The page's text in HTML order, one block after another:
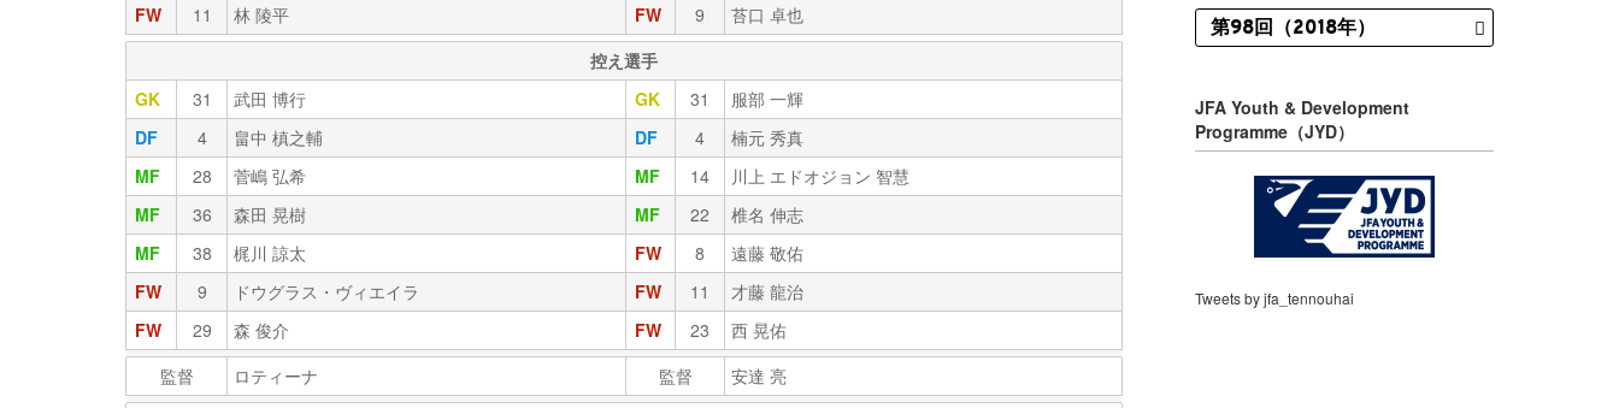
FW
11 林 陵平 FW 9
苔口 卓也
控え選手
GK
31 武田 博行 GK 31
服部 一輝
DF
4 畠中 槙之輔 DF 4
楠元 秀真
MF
28 菅嶋 弘希 MF 14
川上 エドオジョン 智慧
MF
36 森田 晃樹 MF 22
椎名 伸志
MF
38 梶川 諒太 FW 8
遠藤 敬佑
FW
9 ドウグラス・ヴィエイラ FW 11
才藤 龍治
FW
29 森 俊介 FW 23
西 晃佑
監督
ロティーナ 監督
安達 亮
JFA Youth & Development
Programme（JYD）
Tweets by jfa_tennouhai